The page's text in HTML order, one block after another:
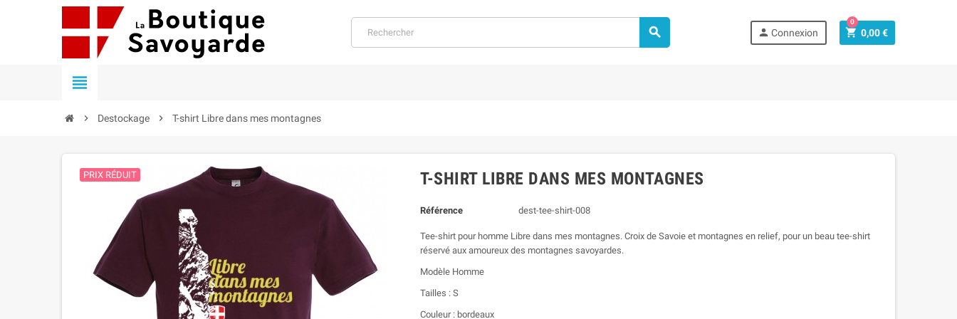
  Connexion  0,00 €
0

 Destockage  T-shirt Libre dans mes montagnes
PRIX RÉDUIT T-SHIRT LIBRE DANS MES MONTAGNES
Référence dest-tee-shirt-008
Tee-shirt pour homme Libre dans mes montagnes. Croix de Savoie et montagnes en relief, pour un beau tee-shirt
réservé aux amoureux des montagnes savoyardes.
Modèle Homme
Tailles : S
Couleur : bordeaux